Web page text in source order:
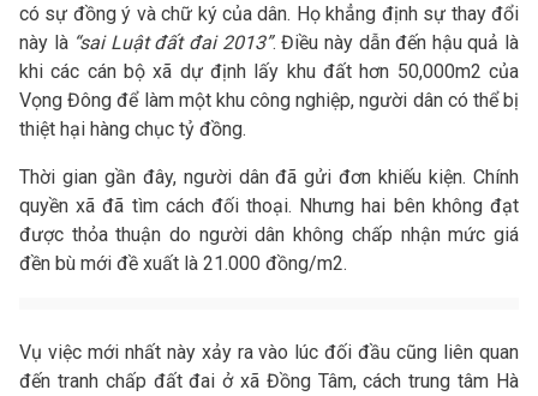
có sự đồng ý và chữ ký của dân. Họ khẳng định sự thay đổi
này là “sai Luật đất đai 2013”. Điều này dẫn đến hậu quả là
khi các cán bộ xã dự định lấy khu đất hơn 50,000m2 của
Vọng Đông để làm một khu công nghiệp, người dân có thể bị
thiệt hại hàng chục tỷ đồng.
Thời gian gần đây, người dân đã gửi đơn khiếu kiện. Chính
quyền xã đã tìm cách đối thoại. Nhưng hai bên không đạt
được thỏa thuận do người dân không chấp nhận mức giá
đền bù mới đề xuất là 21.000 đồng/m2.
Vụ việc mới nhất này xảy ra vào lúc đối đầu cũng liên quan
đến tranh chấp đất đai ở xã Đồng Tâm, cách trung tâm Hà